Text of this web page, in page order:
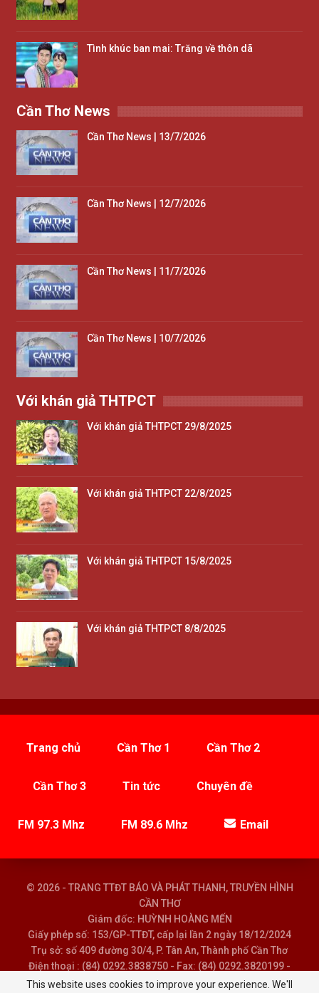
Tình khúc ban mai: Trăng về thôn dã
Cần Thơ News
Cần Thơ News | 13/7/2026
Cần Thơ News | 12/7/2026
Cần Thơ News | 11/7/2026
Cần Thơ News | 10/7/2026
Với khán giả THTPCT
Với khán giả THTPCT 29/8/2025
Với khán giả THTPCT 22/8/2025
Với khán giả THTPCT 15/8/2025
Với khán giả THTPCT 8/8/2025
Trang chủ Cần Thơ 1 Cần Thơ 2
Cần Thơ 3 Tin tức Chuyên đề
FM 97.3 Mhz FM 89.6 Mhz Email
© 2026 - TRANG TTĐT BÁO VÀ PHÁT THANH, TRUYỀN HÌNH
CẦN THƠ
Giám đốc: HUỲNH HOÀNG MẾN
Giấy phép số: 153/GP-TTĐT, cấp lại lần 2 ngày 18/12/2024
Trụ sở: số 409 đường 30/4, P. Tân An, Thành phố Cần Thơ
Điện thoại : (84) 0292.3838750 - Fax: (84) 0292.3820199 -
Email : baoptth@cantho.gov.vn
This website uses cookies to improve your experience. We'll